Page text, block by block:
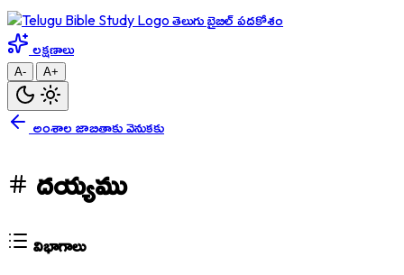
తెలుగు బైబిల్ పదకోశం
లక్షణాలు
A- A+
అంశాల జాబితాకు వెనుకకు
దయ్యము
విభాగాలు